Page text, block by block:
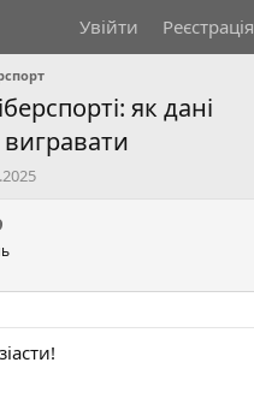
Увійти Реєстрація
як дані